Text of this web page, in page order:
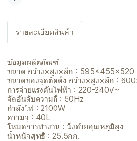
รายละเอียดสินค้า
ข้อมูลผลิตภัณฑ์
ขนาด กว้าง×สูง×ลึก : 595×455×520
ขนาดของจุดติดตั้ง กว้าง×สูง×ลึก :
การจ่ายแรงดันไฟฟ้า : 220-240V~
จัดอันดับความถี่ : 50Hz
กำลังไฟ : 2100W
ความจุ : 40L
โหมดการทำงาน : นึ่งด้วยอุณหภูมิสูง
น้ำหนักสุทธิ : 25.5กก.